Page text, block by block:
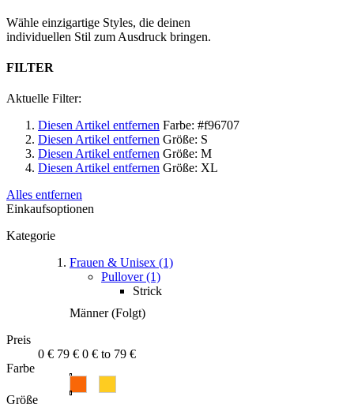
Wähle einzigartige Styles, die deinen
individuellen Stil zum Ausdruck bringen.
FILTER
Aktuelle Filter:
Diesen Artikel entfernen Farbe: #f96707
Diesen Artikel entfernen Größe: S
Diesen Artikel entfernen Größe: M
Diesen Artikel entfernen Größe: XL
Alles entfernen
Einkaufsoptionen
Kategorie
Frauen & Unisex (1)
Pullover (1)
Strick
Männer (Folgt)
Preis
0 € 79 € 0 € to 79 €
Farbe
Größe